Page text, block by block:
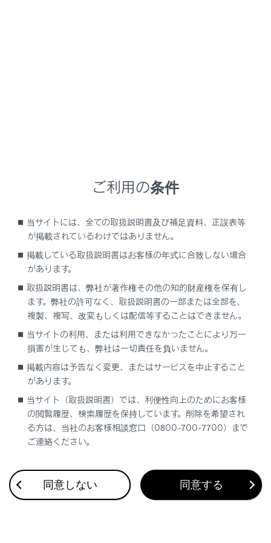
検索結果リスト画面の見方
電話帳から目的地を検索する
スマートフォンから目的地を設定する
合わせて見られているページ
VICSについて
目的地検索画面の見方
地図を更新する
このページは役に立ちましたか？
ご利用の条件
当サイトには、全ての取扱説明書及び補足資料、正誤表等
が掲載されているわけではありません。
掲載している取扱説明書はお客様の年式に合致しない場合
があります。
取扱説明書は、弊社が著作権その他の知的財産権を保有し
ます。弊社の許可なく、取扱説明書の一部または全部を、
複製、複写、改変もしくは配信等することはできません。
当サイトの利用、または利用できなかったことにより万一
損害が生じても、弊社は一切責任を負いません。
掲載内容は予告なく変更、またはサービスを中止すること
があります。
当サイト（取扱説明書）では、利便性向上のためにお客様
の閲覧履歴、検索履歴を保持しています。削除を希望され
る方は、当社のお客様相談窓口（0800-700-7700）まで
ご連絡ください。
同意しない 同意する